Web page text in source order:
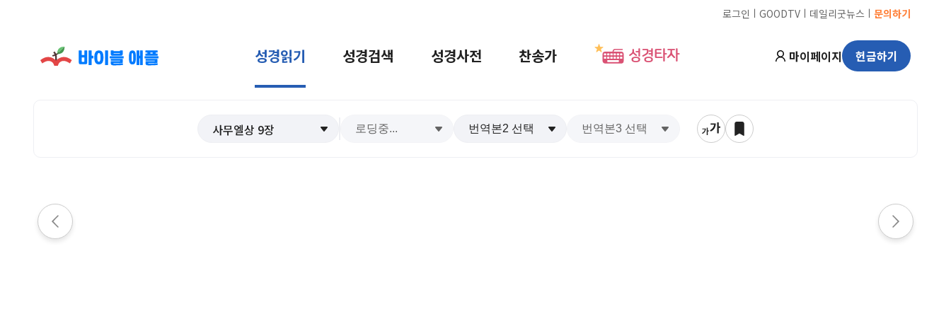
로그인 ㅣ GOODTV ㅣ 데일리굿뉴스 ㅣ 문의하기
성경읽기 성경검색 성경사전 찬송가 성경타자 마이페이지 헌금하기
사무엘상 9장